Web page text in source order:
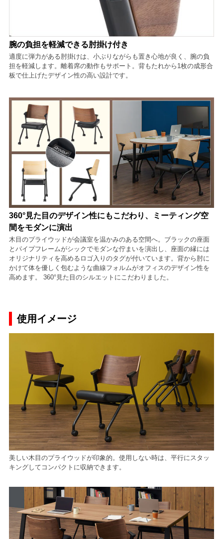
腕の負担を軽減できる肘掛け付き
適度に弾力がある肘掛けは、小ぶりながらも置き心地が良く、腕の負
担を軽減します。離着席の動作もサポート。背もたれから1枚の成形合
板で仕上げたデザイン性の高い設計です。
360°見た目のデザイン性にもこだわり、ミーティング空
間をモダンに演出
木目のプライウッドが会議室を温かみのある空間へ。ブラックの座面
とパイプフレームがシックでモダンな佇まいを演出し、座面の縁には
オリジナリティを高めるロゴ入りのタグが付いています。背から肘に
かけて体を優しく包むような曲線フォルムがオフィスのデザイン性を
高めます。 360°見た目のシルエットにこだわりました。
使用イメージ
美しい木目のプライウッドが印象的。使用しない時は、平行にスタッ
キングしてコンパクトに収納できます。